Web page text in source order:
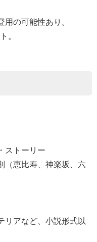
の可能性あり。
。
ストーリー
（恵比寿、神楽坂、六
リアなど、小説形式以